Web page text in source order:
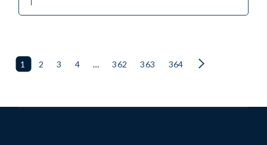
1 2 3 4 … 362 363 364